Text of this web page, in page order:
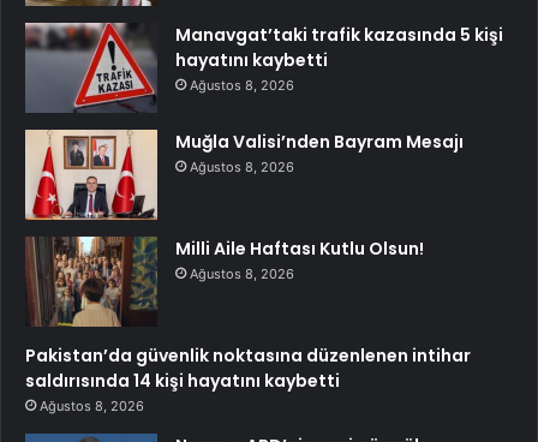
Manavgat’taki trafik kazasında 5 kişi
hayatını kaybetti
Ağustos 8, 2026
Muğla Valisi’nden Bayram Mesajı
Ağustos 8, 2026
Milli Aile Haftası Kutlu Olsun!
Ağustos 8, 2026
Pakistan’da güvenlik noktasına düzenlenen intihar
saldırısında 14 kişi hayatını kaybetti
Ağustos 8, 2026